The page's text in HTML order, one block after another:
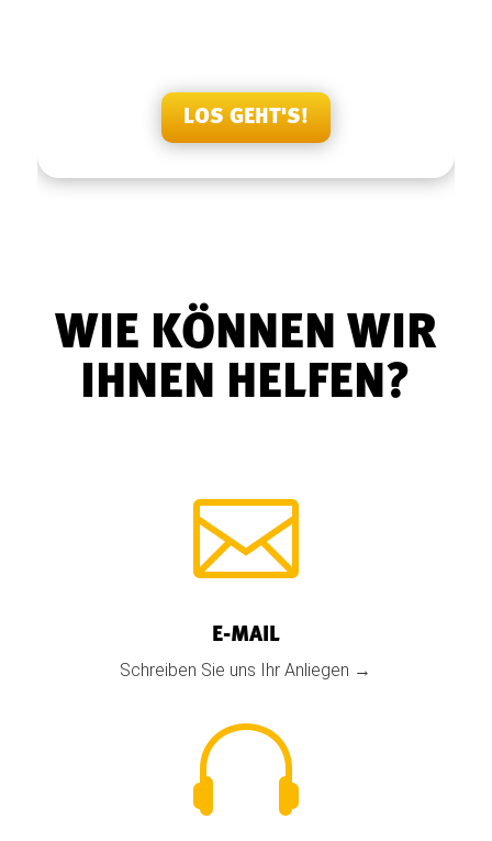
LOS GEHT'S!
WIE KÖNNEN WIR
IHNEN HELFEN?

E-MAIL
Schreiben Sie uns Ihr Anliegen →
